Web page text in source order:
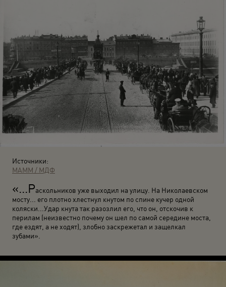
Источники:
МАММ / МДФ
«...Раскольников уже выходил на улицу. На Николаевском
мосту... его плотно хлестнул кнутом по спине кучер одной
коляски...Удар кнута так разозлил его, что он, отскочив к
перилам (неизвестно почему он шел по самой середине моста,
где ездят, а не ходят), злобно заскрежетал и защелкал
зубами».